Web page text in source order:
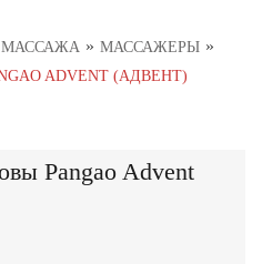
МАССАЖА » МАССАЖЕРЫ »
ADVENT (АДВЕНТ)
Pangao Advent